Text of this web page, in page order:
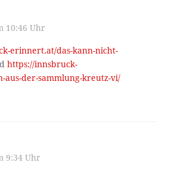
10:46 Uhr
erinnert.at/das-kann-nicht-
https://innsbruck-
der-sammlung-kreutz-vi/
9:34 Uhr